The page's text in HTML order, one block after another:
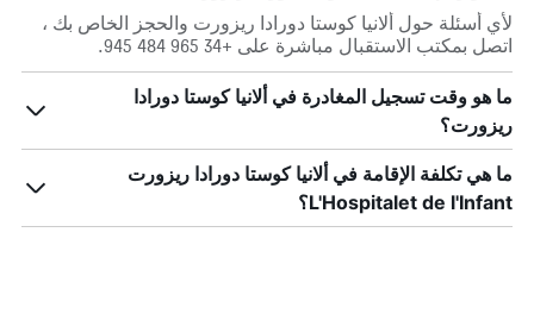
لأي أسئلة حول ألانيا كوستا دورادا ريزورت والحجز الخاص بك ،
اتصل بمكتب الاستقبال مباشرة على +34 965 484 945.
ما هو وقت تسجيل المغادرة في ألانيا كوستا دورادا
ريزورت؟
ما هي تكلفة الإقامة في ألانيا كوستا دورادا ريزورت
L'Hospitalet de l'Infant؟